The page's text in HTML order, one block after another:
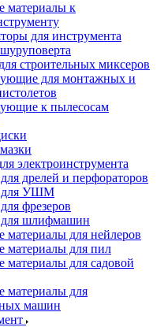
материалы к
для инструмента
строительных миксеров
для монтажных и
к пылесосам
электроинструмента
дрелей и перфораторов
для УШМ
фрезеров
для шлифмашин
материалы для нейлеров
материалы для пил
материалы для садовой
материалы для
машин